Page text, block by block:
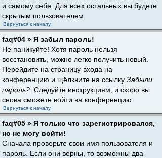
и самому себе. Для всех остальных вы будете
скрытым пользователем.
Вернуться к началу
faq#04 » Я забыл пароль!
Не паникуйте! Хотя пароль нельзя
восстановить, можно легко получить новый.
Перейдите на страницу входа на
конференцию и щёлкните на ссылку Забыли
пароль? . Следуйте инструкциям, и скоро вы
снова сможете войти на конференцию.
Вернуться к началу
faq#05 » Я только что зарегистрировался,
но не могу войти!
Сначала проверьте свои имя пользователя и
пароль. Если они верны, то возможны два